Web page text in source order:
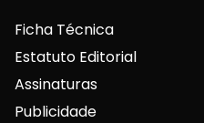
Ficha Técnica
Estatuto Editorial
Assinaturas
Publicidade